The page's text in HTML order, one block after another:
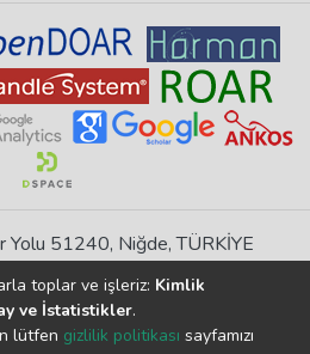
Yolu 51240, Niğde, TÜRKİYE
in content please report us
byİdeal DSpace
toplar ve işleriz: Kimlik
ve İstatistikler.
lütfen gizlilik politikası sayfamızı